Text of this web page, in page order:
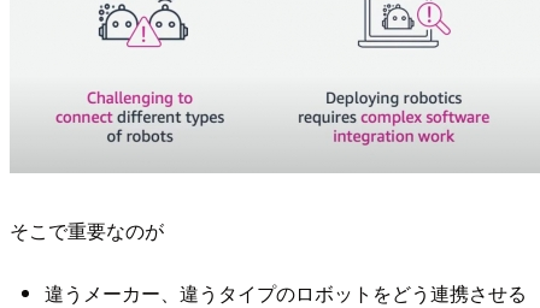
そこで重要なのが
違うメーカー、違うタイプのロボットをどう連携させる